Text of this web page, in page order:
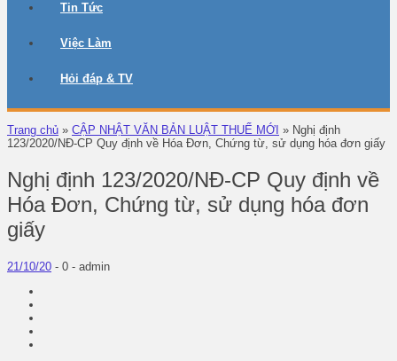
Tin Tức
Việc Làm
Hỏi đáp & TV
Trang chủ » CẬP NHẬT VĂN BẢN LUẬT THUẾ MỚI » Nghị định
123/2020/NĐ-CP Quy định về Hóa Đơn, Chứng từ, sử dụng hóa đơn giấy
Nghị định 123/2020/NĐ-CP Quy định về
Hóa Đơn, Chứng từ, sử dụng hóa đơn
giấy
21/10/20 - 0 - admin